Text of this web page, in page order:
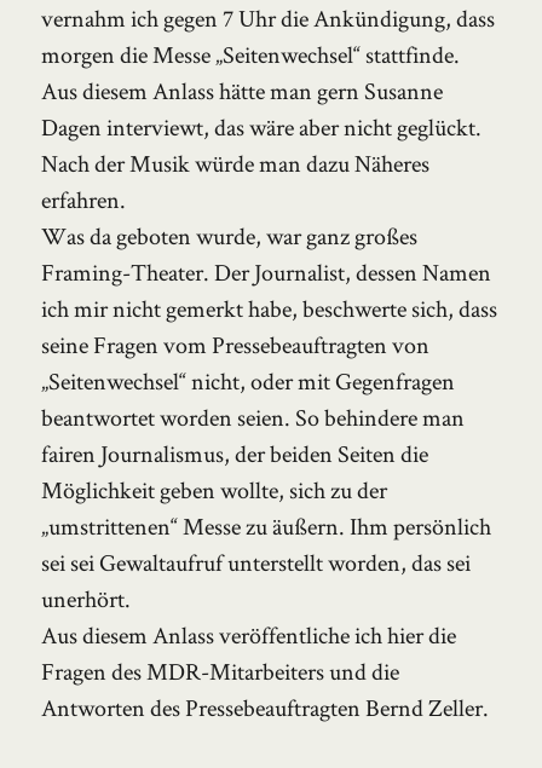
vernahm ich gegen 7 Uhr die Ankündigung, dass
morgen die Messe „Seitenwechsel“ stattfinde.
Aus diesem Anlass hätte man gern Susanne
Dagen interviewt, das wäre aber nicht geglückt.
Nach der Musik würde man dazu Näheres
erfahren.
Was da geboten wurde, war ganz großes
Framing-Theater. Der Journalist, dessen Namen
ich mir nicht gemerkt habe, beschwerte sich, dass
seine Fragen vom Pressebeauftragten von
„Seitenwechsel“ nicht, oder mit Gegenfragen
beantwortet worden seien. So behindere man
fairen Journalismus, der beiden Seiten die
Möglichkeit geben wollte, sich zu der
„umstrittenen“ Messe zu äußern. Ihm persönlich
sei sei Gewaltaufruf unterstellt worden, das sei
unerhört.
Aus diesem Anlass veröffentliche ich hier die
Fragen des MDR-Mitarbeiters und die
Antworten des Pressebeauftragten Bernd Zeller.